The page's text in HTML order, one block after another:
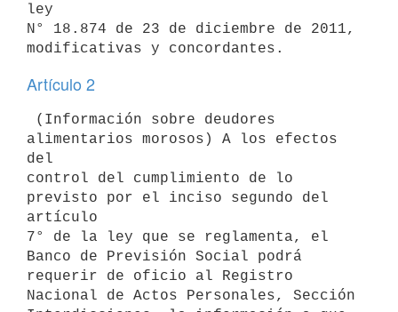
ley
N° 18.874 de 23 de diciembre de 2011,
Artículo 2
alimentarios morosos) A los efectos
del
control del cumplimiento de lo
previsto por el inciso segundo del
artículo
7° de la ley que se reglamenta, el
Banco de Previsión Social podrá
requerir de oficio al Registro
Nacional de Actos Personales, Sección